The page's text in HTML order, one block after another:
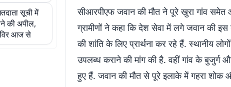
सूची में
की अपील,
आज से
सीआरपीएफ जवान की मौत ने पूरे खुरा गांव
ग्रामीणों ने कहा कि देश सेवा में लगे जवान की
की शांति के लिए प्रार्थना कर रहे हैं. स्थानीय
उपलब्ध कराने की मांग की है. वहीं गांव के बुजुर्ग
हुए हैं. जवान की मौत से पूरे इलाके में गहरा शोक